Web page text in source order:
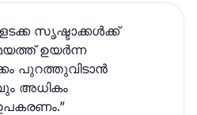
സൃഷ്ടാക്കൾക്ക്
ഉയർന്ന
പുറത്തുവിടാൻ
അധികം
ഉപകരണം.”